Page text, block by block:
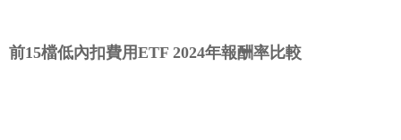
前15檔低內扣費用ETF 2024年報酬率比較